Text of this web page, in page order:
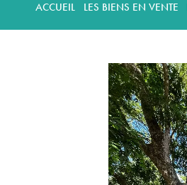
ACCUEIL LES BIENS EN VENTE